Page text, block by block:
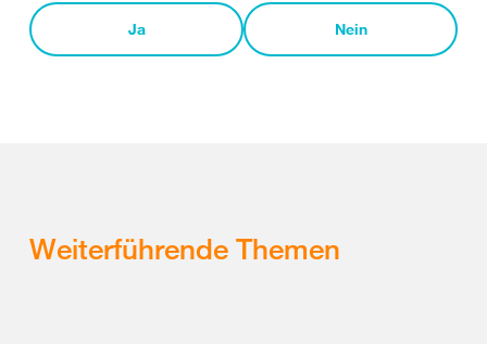
Ja Nein
Weiterführende Themen